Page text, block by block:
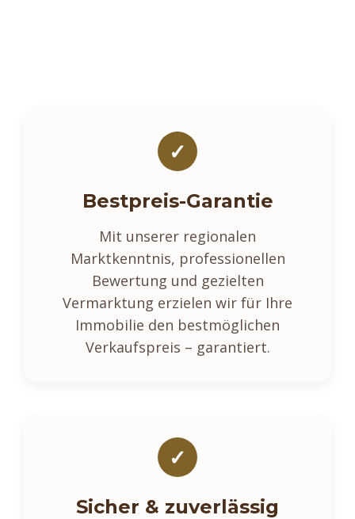
✓
Bestpreis-Garantie
Mit unserer regionalen
Marktkenntnis, professionellen
Bewertung und gezielten
Vermarktung erzielen wir für Ihre
Immobilie den bestmöglichen
Verkaufspreis – garantiert.
✓
Sicher & zuverlässig